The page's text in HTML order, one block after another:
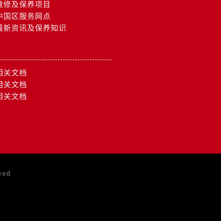
修及保养项目
国区服务网点
新资讯及保养知识
关文档
关文档
关文档